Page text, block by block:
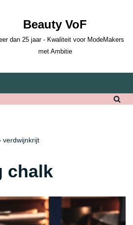
Beauty VoF
dan 25 jaar - Kwaliteit voor ModeMakers
met Ambitie
verdwijnkrijt
chalk